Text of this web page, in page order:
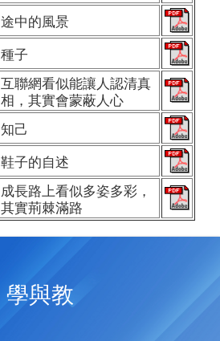
途中的風景
種子
互聯網看似能讓人認清真
相，其實會蒙蔽人心
知己
鞋子的自述
成長路上看似多姿多彩，
其實荊棘滿路
學與教